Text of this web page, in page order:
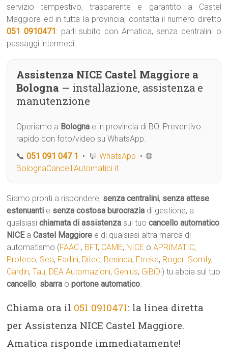
servizio tempestivo, trasparente e garantito a Castel
Maggiore ed in tutta la provincia; contatta il numero diretto
051 0910471: parli subito con Amatica, senza centralini o
passaggi intermedi.
Assistenza NICE Castel Maggiore a
Bologna — installazione, assistenza e
manutenzione
Operiamo a Bologna e in provincia di BO. Preventivo
rapido con foto/video su WhatsApp.
📞051 091 047 1 • 💬WhatsApp • 🌐
BolognaCancelliAutomatici.it
Siamo pronti a rispondere, senza centralini, senza attese
estenuanti e senza costosa burocrazia di gestione, a
qualsiasichiamata di assistenza sul tuocancello automatico
NICEaCastel Maggiore e di qualsiasi altra marca di
automatismo (FAAC , BFT, CAME, NICE oAPRIMATIC,
Proteco, Sea, Fadini, Ditec, Beninca, Erreka, Roger. Somfy,
Cardin,Tau, DEA Automazioni, Genius, GiBiDi) tu abbia sul tuo
cancello, sbarra oportone automatico.
Chiama ora il 051 0910471: la linea diretta
per Assistenza NICE Castel Maggiore.
Amatica risponde immediatamente!